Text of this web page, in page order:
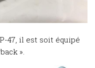
47, il est soit équipé
».